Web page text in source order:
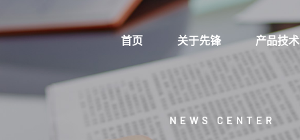
首页 关于先锋 产品技术
NEWS CENTER